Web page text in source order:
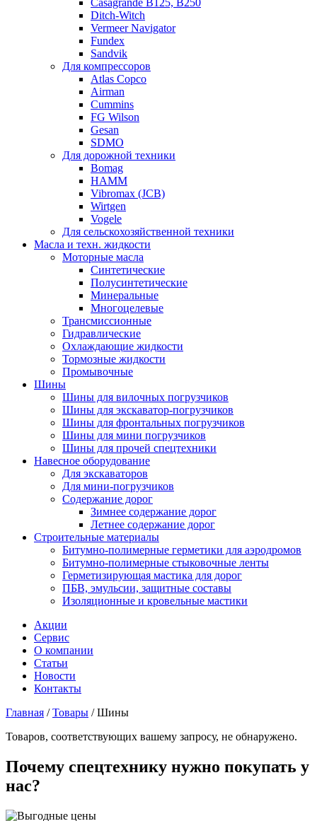
Ditch-Witch
Vermeer Navigator
Fundex
Sandvik
Для компрессоров
Atlas Copco
Airman
Cummins
FG Wilson
Gesan
SDMO
Для дорожной техники
Bomag
HAMM
Vibromax (JCB)
Wirtgen
Vogele
Для сельскохозяйственной техники
Масла и техн. жидкости
Моторные масла
Синтетические
Полусинтетические
Минеральные
Многоцелевые
Трансмиссионные
Гидравлические
Охлаждающие жидкости
Тормозные жидкости
Промывочные
Шины
Шины для вилочных погрузчиков
Шины для экскаватор-погрузчиков
Шины для фронтальных погрузчиков
Шины для мини погрузчиков
Шины для прочей спецтехники
Навесное оборудование
Для экскаваторов
Для мини-погрузчиков
Содержание дорог
Зимнее содержание дорог
Летнее содержание дорог
Строительные материалы
Битумно-полимерные герметики для аэродромов
Битумно-полимерные стыковочные ленты
Герметизирующая мастика для дорог
ПБВ, эмульсии, защитные составы
Изоляционные и кровельные мастики
Акции
Сервис
О компании
Статьи
Новости
Контакты
Главная /Товары /Шины
Товаров, соответствующих вашему запросу, не обнаружено.
Почему спецтехнику нужно покупать у
нас?